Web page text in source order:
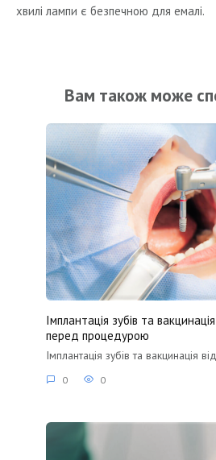
хвилі лампи є безпечною для емалі.
Вам також може
Імплантація зубів та
перед процедурою
Імплантація зубів та вакцинація
0 0